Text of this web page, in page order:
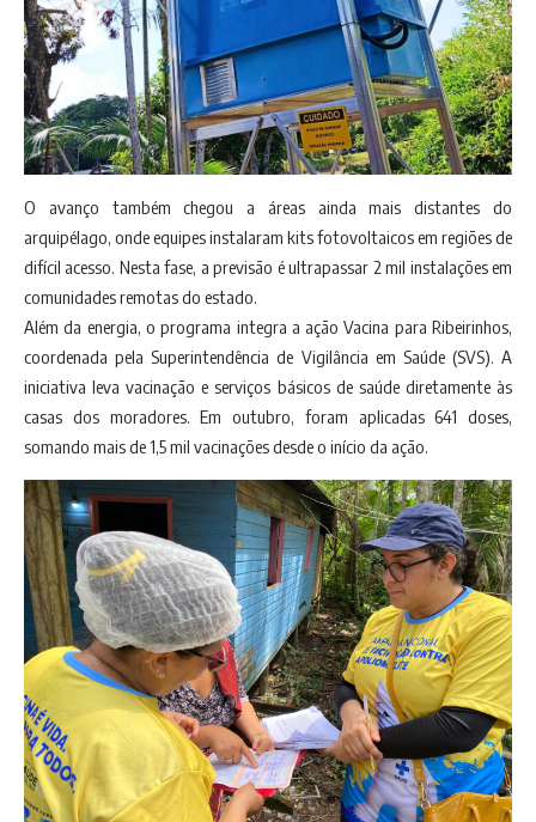
O avanço também chegou a áreas ainda mais distantes do
arquipélago, onde equipes instalaram kits fotovoltaicos em regiões de
difícil acesso. Nesta fase, a previsão é ultrapassar 2 mil instalações em
comunidades remotas do estado.
Além da energia, o programa integra a ação Vacina para Ribeirinhos,
coordenada pela Superintendência de Vigilância em Saúde (SVS). A
iniciativa leva vacinação e serviços básicos de saúde diretamente às
casas dos moradores. Em outubro, foram aplicadas 641 doses,
somando mais de 1,5 mil vacinações desde o início da ação.